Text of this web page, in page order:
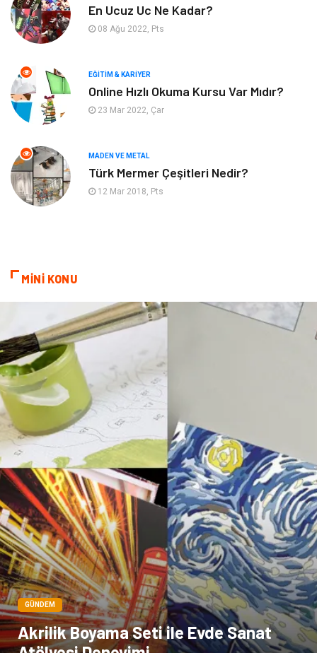
Organizasyon Plastik
Emlak
Finans & Ekonomi
Endüstriyel Ürünler
Aksesuar
Nakliyat
Kiralama Servisleri
Çadır
Spor Malzemeleri
Moda İthalat İhracat
Bakım
En Ucuz Uc Ne Kadar?
08 Ağu 2022, Pts
EĞITIM & KARIYER
Online Hızlı Okuma Kursu Var Mıdır?
23 Mar 2022, Çar
MADEN VE METAL
Türk Mermer Çeşitleri Nedir?
12 Mar 2018, Pts
MİNİ KONU
GÜNDEM
Akrilik Boyama Seti ile Evde Sanat